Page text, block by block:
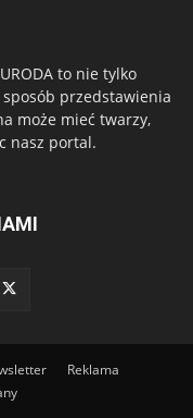
to nie tylko
sposób przedstawienia
może mieć twarzy,
nasz portal.
Reklama